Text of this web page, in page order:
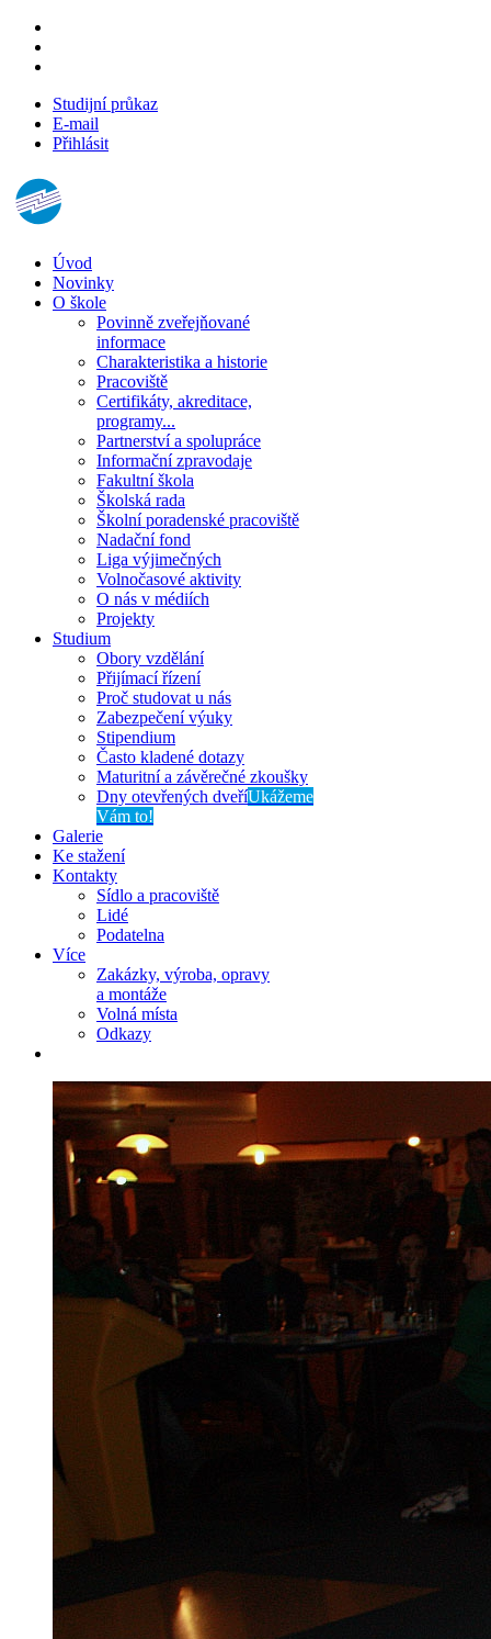
Studijní průkaz
E-mail
Přihlásit
Úvod
Novinky
O škole
Povinně zveřejňované
informace
Charakteristika a historie
Pracoviště
Certifikáty, akreditace,
programy...
Partnerství a spolupráce
Informační zpravodaje
Fakultní škola
Školská rada
Školní poradenské pracoviště
Nadační fond
Liga výjimečných
Volnočasové aktivity
O nás v médiích
Projekty
Studium
Obory vzdělání
Přijímací řízení
Proč studovat u nás
Zabezpečení výuky
Stipendium
Často kladené dotazy
Maturitní a závěrečné zkoušky
Dny otevřených dveříUkážeme
Vám to!
Galerie
Ke stažení
Kontakty
Sídlo a pracoviště
Lidé
Podatelna
Více
Zakázky, výroba, opravy
a montáže
Volná místa
Odkazy